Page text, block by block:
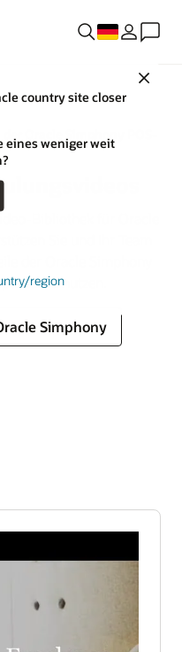
Close
country site closer
eines weniger weit
region
Oracle Simphony POS-
Bibliothek für Oracle
Sie und Ihr Team
der Oracle Simphony
zu nutzen.
Simphony